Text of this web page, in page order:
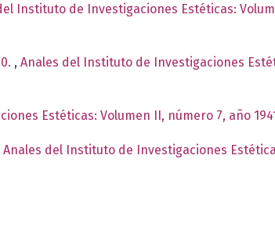
Instituto de Investigaciones Estéticas:
, Anales del Instituto de Investigaciones
Estéticas: Volumen II, número 7, año
Anales del Instituto de Investigaciones